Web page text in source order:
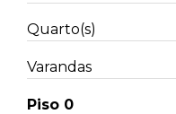
Quarto(s)
Varandas
Piso 0